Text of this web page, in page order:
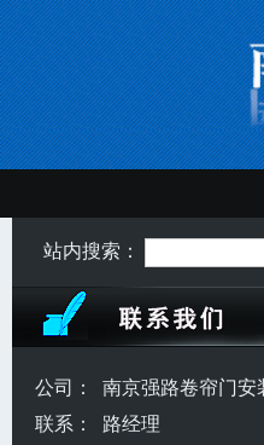
站内搜索：
公司：
南京强路卷帘门安
联系：
路经理